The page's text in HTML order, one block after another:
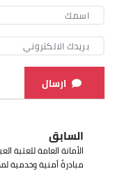
ارسال
السابق
الأمانة العامة
مبادرةً أمنية وخدمية